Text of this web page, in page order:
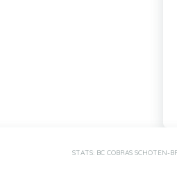
STATS: BC COBRAS SCHOTEN-